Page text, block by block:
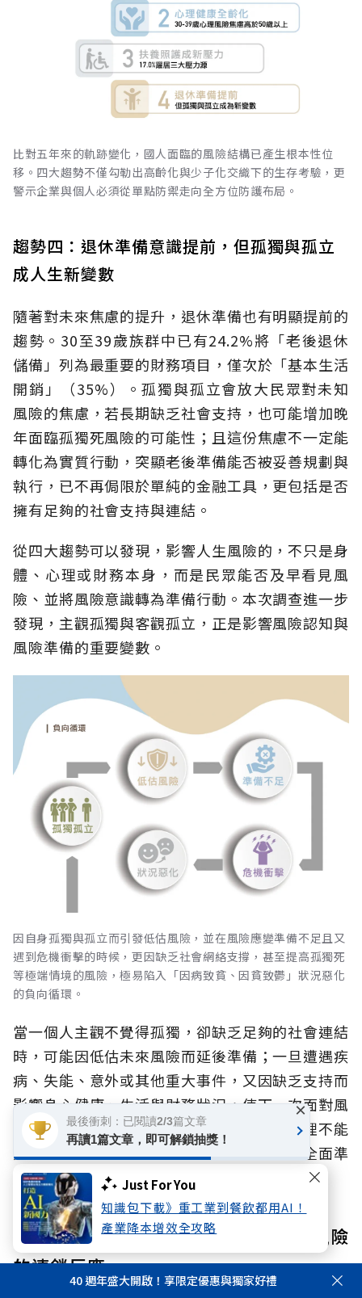
Just For You
知識包下載》重工業到餐飲都用AI！
產業降本增效全攻略
比對五年來的軌跡變化，國人面臨的風險結構已產生根本性位
移。四大趨勢不僅勾勒出高齡化與少子化交織下的生存考驗，更
警示企業與個人必須從單點防禦走向全方位防護布局。
趨勢四：退休準備意識提前，但孤獨與孤立
成人生新變數
隨著對未來焦慮的提升，退休準備也有明顯提前的
趨勢。30至39歲族群中已有24.2%將「老後退休
儲備」列為最重要的財務項目，僅次於「基本生活
開銷」（35%）。孤獨與孤立會放大民眾對未知
風險的焦慮，若長期缺乏社會支持，也可能增加晚
年面臨孤獨死風險的可能性；且這份焦慮不一定能
轉化為實質行動，突顯老後準備能否被妥善規劃與
執行，已不再侷限於單純的金融工具，更包括是否
擁有足夠的社會支持與連結。
從四大趨勢可以發現，影響人生風險的，不只是身
體、心理或財務本身，而是民眾能否及早看見風
險、並將風險意識轉為準備行動。本次調查進一步
發現，主觀孤獨與客觀孤立，正是影響風險認知與
風險準備的重要變數。
因自身孤獨與孤立而引發低估風險，並在風險應變準備不足且又
遇到危機衝擊的時候，更因缺乏社會網絡支撐，甚至提高孤獨死
等極端情境的風險，極易陷入「因病致貧、因貧致鬱」狀況惡化
的負向循環。
當一個人主觀不覺得孤獨，卻缺乏足夠的社會連結
時，可能因低估未來風險而延後準備；一旦遭遇疾
病、失能、意外或其他重大事件，又因缺乏支持而
影響身心健康、生活與財務狀況，使下一次面對風
險時更加脆弱。這也提醒我們，人生風險管理不能
只著重單一面向，而應及早辨識風險、建立全面準
備。
看見風險，更要及早準備 打破人生風險
的連鎖反應
40 週年盛大開啟！享限定優惠與獨家好禮
最後衝刺：已閱讀2/3篇文章
再讀1篇文章，即可解鎖抽獎！
×